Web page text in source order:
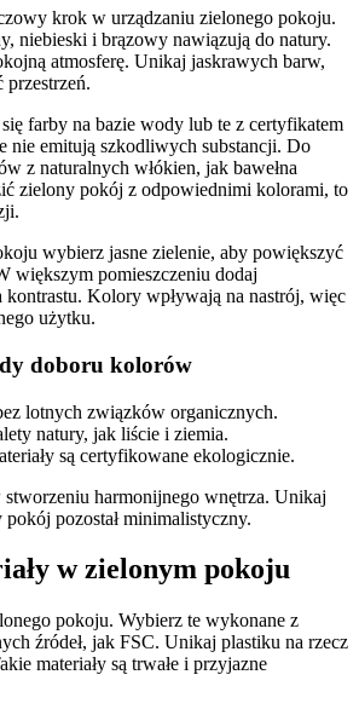
krok w urządzaniu zielonego pokoju.
niebieski i brązowy nawiązują do natury.
atmosferę. Unikaj jaskrawych barw,
przestrzeń.
farby na bazie wody lub te z certyfikatem
nie emitują szkodliwych substancji. Do
z naturalnych włókien, jak bawełna
zielony pokój z odpowiednimi kolorami, to
wybierz jasne zielenie, aby powiększyć
większym pomieszczeniu dodaj
kontrastu. Kolory wpływają na nastrój, więc
użytku.
doboru kolorów
lotnych związków organicznych.
natury, jak liście i ziemia.
są certyfikowane ekologicznie.
stworzeniu harmonijnego wnętrza. Unikaj
pozostał minimalistyczny.
w zielonym pokoju
pokoju. Wybierz te wykonane z
źródeł, jak FSC. Unikaj plastiku na rzecz
materiały są trwałe i przyjazne